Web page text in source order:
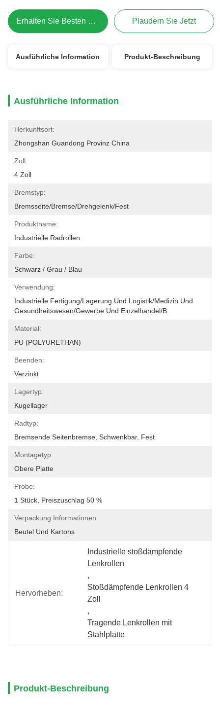
Erhalten Sie Besten Preis Plaudern Sie Jetzt
Ausführliche Information Produkt-Beschreibung
Ausführliche Information
Herkunftsort:
Zhongshan Guandong Provinz China
Zoll:
4 Zoll
Bremstyp:
Bremsseite/Bremse/Drehgelenk/Fest
Produktname:
Industrielle Radrollen
Farbe:
Schwarz / Grau / Blau
Verwendung:
Industrielle Fertigung/Lagerung Und Logistik/Medizin Und
Gesundheitswesen/Gewerbe Und Einzelhandel/B
Material:
PU (POLYURETHAN)
Beenden:
Verzinkt
Lagertyp:
Kugellager
Radtyp:
Bremsende Seitenbremse, Schwenkbar, Fest
Montagetyp:
Obere Platte
Probe:
1 Stück, Preiszuschlag 50 %
Verpackung Informationen:
Beutel Und Kartons
Hervorheben:
Industrielle stoßdämpfende
Lenkrollen
,
Stoßdämpfende Lenkrollen 4
Zoll
,
Tragende Lenkrollen mit
Stahlplatte
Produkt-Beschreibung